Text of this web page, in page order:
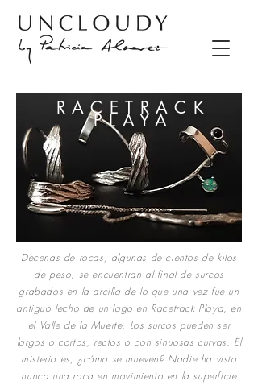
RACETRACK
PLAYA
Decenas de rocas, algunas de cientos de kilos
de peso, se encuentran al final de surcos
grabados en la arcilla de lo que una vez fue un
antiguo lecho de un lago en Racetrack Playa, en
el Valle de la Muerte. Los surcos pueden ser
largos o cortos, rectos o con sinuosas curvas. El
misterio es, ¿cómo se mueven? Nadie ha visto
nunca una roca en movimiento en la superficie